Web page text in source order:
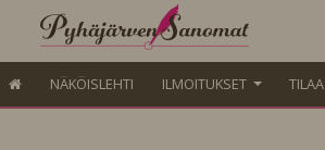
NÄKÖISLEHTI ILMOITUKSET